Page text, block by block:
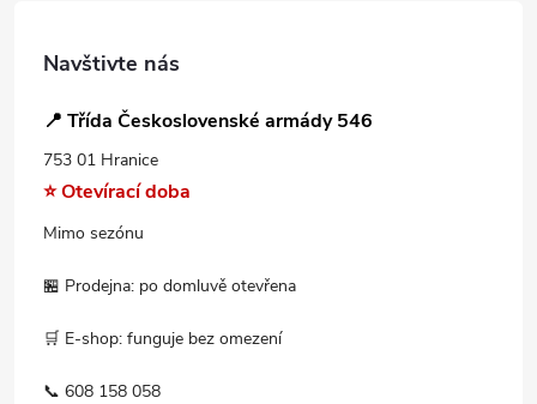
Navštivte nás
📍 Třída Československé armády 546
753 01 Hranice
⭐ Otevírací doba
Mimo sezónu
🏪 Prodejna: po domluvě otevřena
🛒 E-shop: funguje bez omezení
📞 608 158 058